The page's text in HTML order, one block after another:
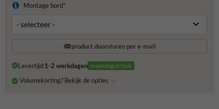
Montage bord*
product doorsturen per e-mail
Levertijd:1-2 werkdagen maandag in huis
Volumekorting? Bekijk de opties